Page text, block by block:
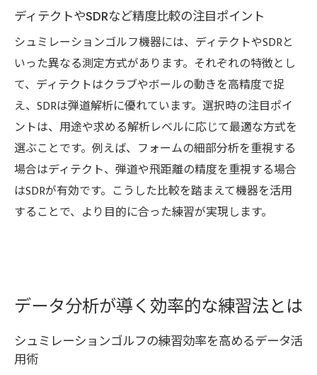
スイングや飛距離の変化を数字で追う活用
術
シュミレーションゴルフ精度で得られる成
長実感
練習効果向上のための科学的分析の導入例
精度重視で選ぶゴルフシミュレーター比較
シュミレーションゴルフ精度で選ぶ機器の
比較ポイント
各種ゴルフシミュレーターの精度と特徴を
練習目的別に選ぶゴルフシミュレーターの
選択基準
価格帯ごとに見るシュミレーションゴルフ
ディテクトやSDRなど精度比較の注目ポイント
シュミレーションゴルフ機器には、ディテクトやSDRと
いった異なる測定方式があります。それぞれの特徴とし
て、ディテクトはクラブやボールの動きを高精度で捉
え、SDRは弾道解析に優れています。選択時の注目ポイ
ントは、用途や求める解析レベルに応じて最適な方式を
選ぶことです。例えば、フォームの細部分析を重視する
場合はディテクト、弾道や飛距離の精度を重視する場合
はSDRが有効です。こうした比較を踏まえて機器を活用
することで、より目的に合った練習が実現します。
データ分析が導く効率的な練習法とは
シュミレーションゴルフの練習効率を高めるデータ活
用術